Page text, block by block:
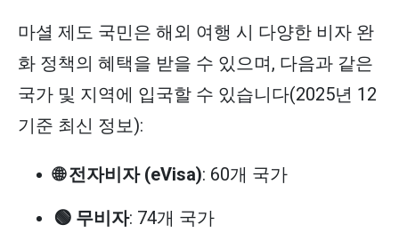
마셜 제도 국민은 해외 여행 시 다양한 비자 완
화 정책의 혜택을 받을 수 있으며, 다음과 같은
국가 및 지역에 입국할 수 있습니다(2025년 12
기준 최신 정보):
🌐 전자비자 (eVisa): 60개 국가
🟢 무비자: 74개 국가